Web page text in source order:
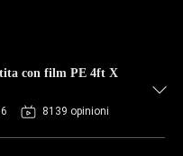
con film PE 4ft X
8139 opinioni